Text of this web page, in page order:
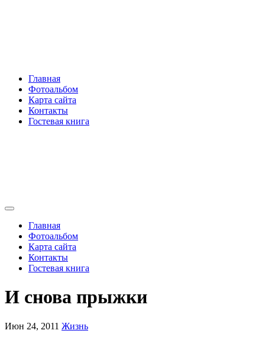
Главная
Фотоальбом
Карта сайта
Контакты
Гостевая книга
Главная
Фотоальбом
Карта сайта
Контакты
Гостевая книга
И снова прыжки
Июн 24, 2011 Жизнь